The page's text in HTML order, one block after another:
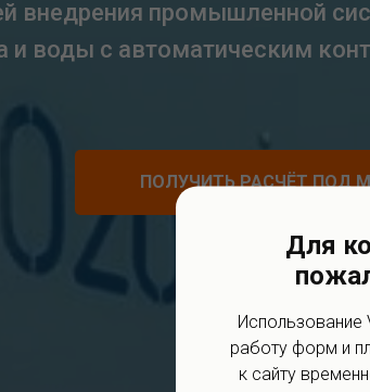
внедрения промышленной
и воды с автоматическим
ПОЛУЧИТЬ РАСЧЁТ ПОД
Для
Использование
работу форм и
к сайту